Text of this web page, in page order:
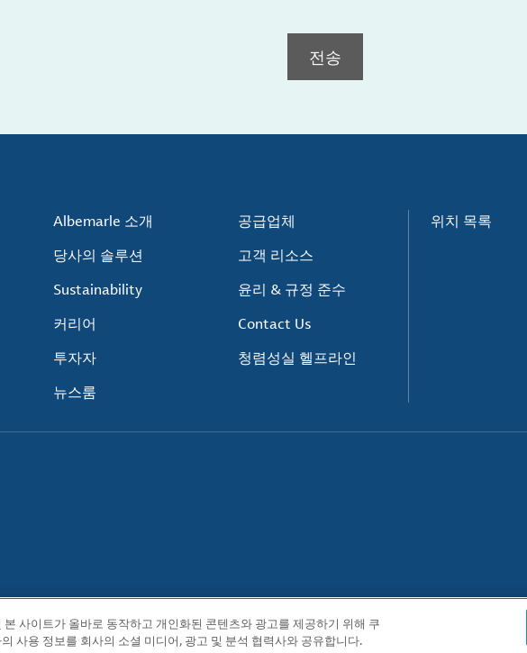
전송
Albemarle 소개
당사의 솔루션
Sustainability
커리어
투자자
뉴스룸
공급업체
고객 리소스
윤리 & 규정 준수
Contact Us
청렴성실 헬프라인
위치 목록
사이트가 올바로 동작하고 개인화된 콘텐츠와 광고를 제공하기 위해 쿠
사용 정보를 회사의 소셜 미디어, 광고 및 분석 협력사와 공유합니다.